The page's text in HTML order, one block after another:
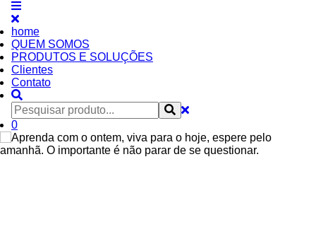
home
QUEM SOMOS
PRODUTOS E SOLUÇÕES
Clientes
Contato
0